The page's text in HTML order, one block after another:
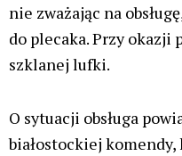
nie zważając na
do plecaka. Przy okazji
szklanej lufki.
O sytuacji obsługa
białostockiej komendy,